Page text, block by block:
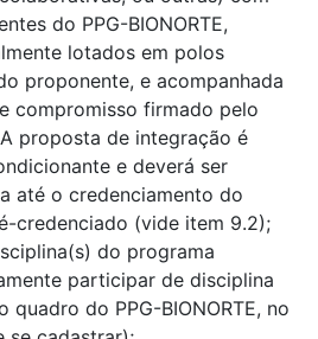
do PPG-BIONORTE,
lotados em polos
proponente, e acompanhada
compromisso firmado pelo
proposta de integração é
e deverá ser
até o credenciamento do
credenciado (vide item 9.2);
do programa
participar de disciplina
quadro do PPG-BIONORTE, no